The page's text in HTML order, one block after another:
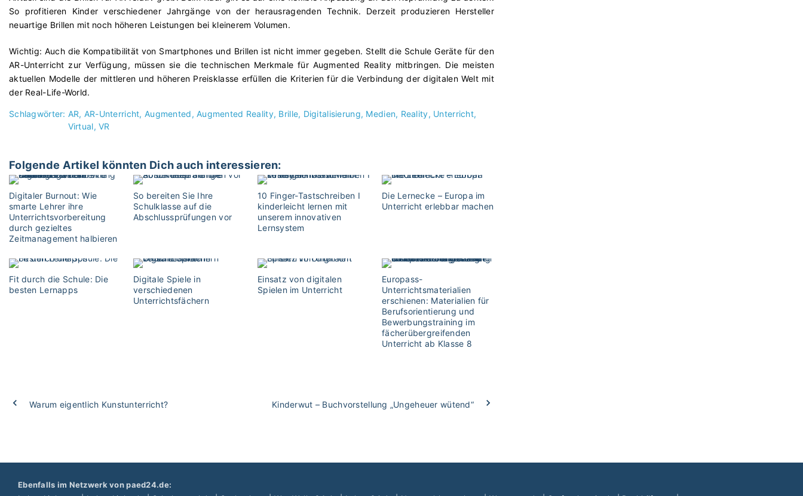
So profitieren Kinder verschiedener Jahrgänge von der herausragenden Technik. Derzeit produzieren Hersteller
neuartige Brillen mit noch höheren Leistungen bei kleinerem Volumen.
Wichtig: Auch die Kompatibilität von Smartphones und Brillen ist nicht immer gegeben. Stellt die Schule Geräte für den
AR-Unterricht zur Verfügung, müssen sie die technischen Merkmale für Augmented Reality mitbringen. Die meisten
aktuellen Modelle der mittleren und höheren Preisklasse erfüllen die Kriterien für die Verbindung der digitalen Welt mit
der Real-Life-World.
Schlagwörter: AR AR-Unterricht Augmented Augmented Reality Brille Digitalisierung Medien Reality Unterricht
Virtual VR
Folgende Artikel könnten Dich auch interessieren:
Digitaler Burnout: Wie
smarte Lehrer ihre
Unterrichtsvorbereitung
durch gezieltes
Zeitmanagement halbieren
So bereiten Sie Ihre
Schulklasse auf die
Abschlussprüfungen vor
10 Finger-Tastschreiben I
kinderleicht lernen mit
unserem innovativen
Lernsystem
Die Lernecke – Europa im
Unterricht erlebbar machen
Fit durch die Schule: Die
besten Lernapps
Digitale Spiele in
verschiedenen
Unterrichtsfächern
Einsatz von digitalen
Spielen im Unterricht
Europass-
Unterrichtsmaterialien
erschienen: Materialien für
Berufsorientierung und
Bewerbungstraining im
fächerübergreifenden
Unterricht ab Klasse 8
Warum eigentlich Kunstunterricht? Kinderwut – Buchvorstellung „Ungeheuer wütend“
Ebenfalls im Netzwerk von paed24.de: